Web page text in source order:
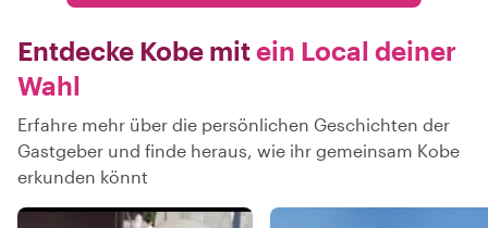
Entdecke Kobe mitein Local deiner
Wahl
Erfahre mehr über die persönlichen Geschichten der
Gastgeber und finde heraus, wie ihr gemeinsam Kobe
erkunden könnt